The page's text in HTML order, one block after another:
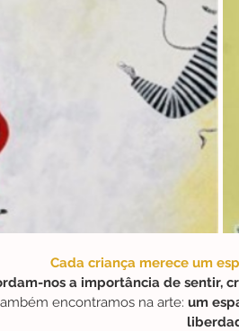
Cada criança merece um
nos a importância de sentir,
encontramos na arte: um